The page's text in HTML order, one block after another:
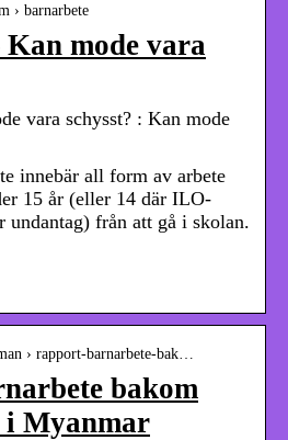
› barnarbete
mode vara
vara schysst? : Kan mode
innebär all form av arbete
15 år (eller 14 där ILO-
undantag) från att gå i skolan.
› rapport-barnarbete-bak…
bakom
Myanmar